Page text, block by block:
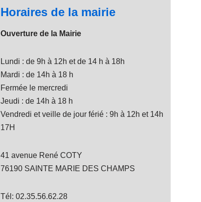
Horaires de la mairie
Ouverture de la Mairie
Lundi : de 9h à 12h et de 14 h à 18h
Mardi : de 14h à 18 h
Fermée le mercredi
Jeudi : de 14h à 18 h
Vendredi et veille de jour férié : 9h à 12h et 14h
17H
41 avenue René COTY
76190 SAINTE MARIE DES CHAMPS
Tél: 02.35.56.62.28